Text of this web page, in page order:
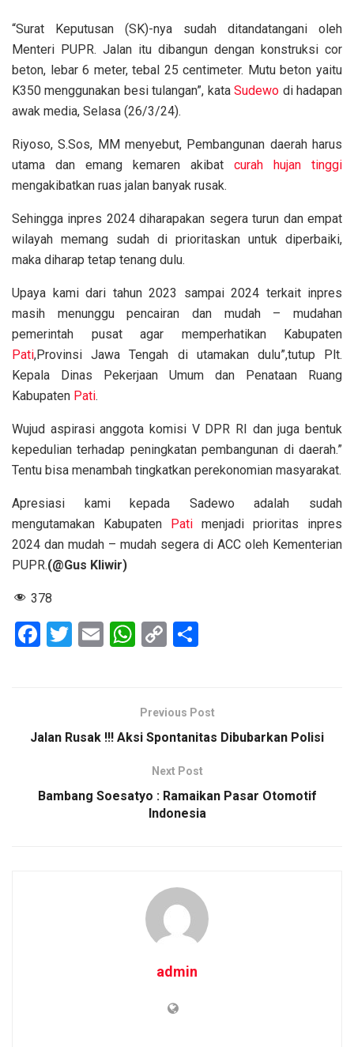
“Surat Keputusan (SK)-nya sudah ditandatangani oleh
Menteri PUPR. Jalan itu dibangun dengan konstruksi cor
beton, lebar 6 meter, tebal 25 centimeter. Mutu beton yaitu
K350 menggunakan besi tulangan”, kataSudewo di hadapan
awak media, Selasa (26/3/24).
Riyoso, S.Sos, MM menyebut, Pembangunan daerah harus
utama dan emang kemaren akibat curah hujan tinggi
mengakibatkan ruas jalan banyak rusak.
Sehingga inpres 2024 diharapakan segera turun dan empat
wilayah memang sudah di prioritaskan untuk diperbaiki,
maka diharap tetap tenang dulu.
Upaya kami dari tahun 2023 sampai 2024 terkait inpres
masih menunggu pencairan dan mudah – mudahan
pemerintah pusat agar memperhatikan Kabupaten
Pati,Provinsi Jawa Tengah di utamakan dulu”,tutup Plt.
Kepala Dinas Pekerjaan Umum dan Penataan Ruang
Kabupaten Pati.
Wujud aspirasi anggota komisi V DPR RI dan juga bentuk
kepedulian terhadap peningkatan pembangunan di daerah.”
Tentu bisa menambah tingkatkan perekonomian masyarakat.
Apresiasi kami kepada Sadewo adalah sudah
mengutamakan Kabupaten Pati menjadi prioritas inpres
2024 dan mudah – mudah segera di ACC oleh Kementerian
PUPR.(@Gus Kliwir)
378
F
o
k
T
E
W
s
A
p
C
Li
n
k
e
Previous Post
Jalan Rusak !!! Aksi Spontanitas Dibubarkan Polisi
Next Post
Bambang Soesatyo : Ramaikan Pasar Otomotif
Indonesia
admin